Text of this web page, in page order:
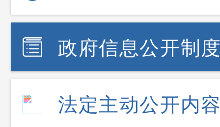
政府信息公开制
法定主动公开内